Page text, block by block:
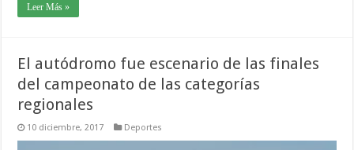
Leer Más »
El autódromo fue escenario de las finales
del campeonato de las categorías
regionales
10 diciembre, 2017 Deportes